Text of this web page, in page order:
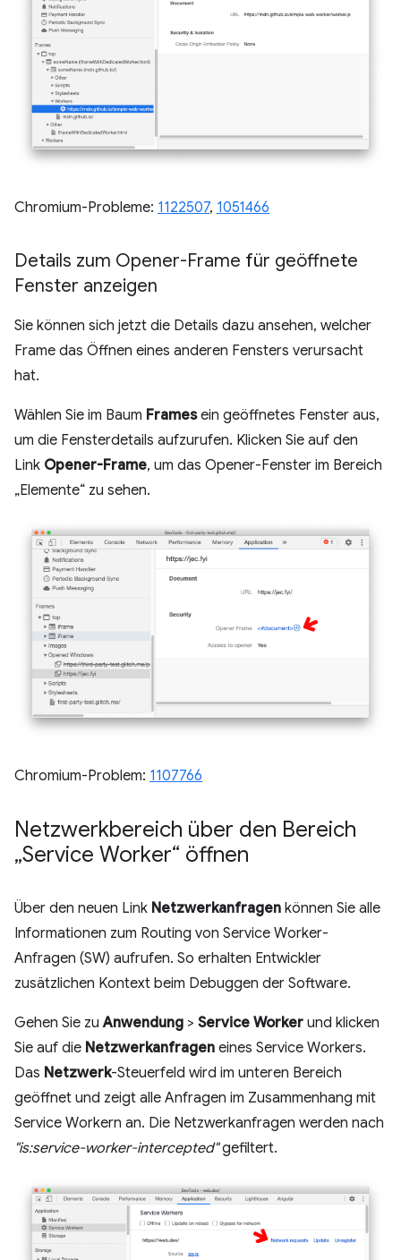
Chromium-Probleme: 1122507, 1051466
Details zum Opener-Frame für geöffnete
Fenster anzeigen
Sie können sich jetzt die Details dazu ansehen, welcher
Frame das Öffnen eines anderen Fensters verursacht
hat.
Wählen Sie im Baum Framesein geöffnetes Fenster aus,
um die Fensterdetails aufzurufen. Klicken Sie auf den
Link Opener-Frame, um das Opener-Fenster im Bereich
„Elemente“ zu sehen.
Chromium-Problem: 1107766
Netzwerkbereich über den Bereich
„Service Worker“ öffnen
Über den neuen Link Netzwerkanfragen können Sie alle
Informationen zum Routing von Service Worker-
Anfragen (SW) aufrufen. So erhalten Entwickler
zusätzlichen Kontext beim Debuggen der Software.
Gehen Sie zuAnwendung > Service Worker und klicken
Sie auf die Netzwerkanfragen eines Service Workers.
Das Netzwerk-Steuerfeld wird im unteren Bereich
geöffnet und zeigt alle Anfragen im Zusammenhang mit
Service Workern an. Die Netzwerkanfragen werden nach
"is:service-worker-intercepted"gefiltert.